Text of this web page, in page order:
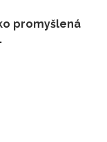
promyšlená